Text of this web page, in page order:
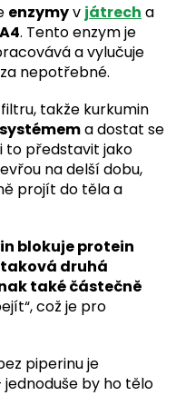
enzymyv játrech a
. Tento enzym je
a vylučuje
nepotřebné.
takže kurkumin
a dostat se
to představit jako
na delší dobu,
projít do těla a
blokuje protein
druhá
také částečně
což je pro
piperinu je
by ho tělo